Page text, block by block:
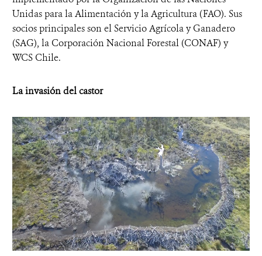
Unidas para la Alimentación y la Agricultura (FAO). Sus
socios principales son el Servicio Agrícola y Ganadero
(SAG), la Corporación Nacional Forestal (CONAF) y
WCS Chile.
La invasión del castor